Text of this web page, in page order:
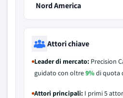
Nord America
Attori chiave
Leader di mercato: Precision
guidato con oltre9%di quota
Attori principali: I primi 5